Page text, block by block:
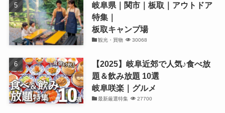
岐阜県｜関市｜板取｜アウトドア
特集｜
板取キャンプ場
観光・買物 30068
【2025】岐阜近郊で人気♪食べ放
題＆飲み放題 10選
岐阜咲楽｜グルメ
最新厳選特集 27700